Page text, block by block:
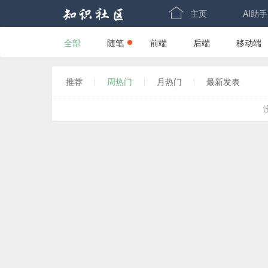
 主页 AI助手
全部 随笔 前端 后端 移动端
推荐 周热门 月热门 最新发表